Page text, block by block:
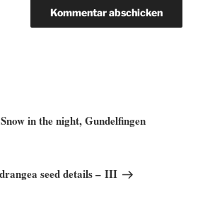
in the night, Gundelfingen
seed details – III